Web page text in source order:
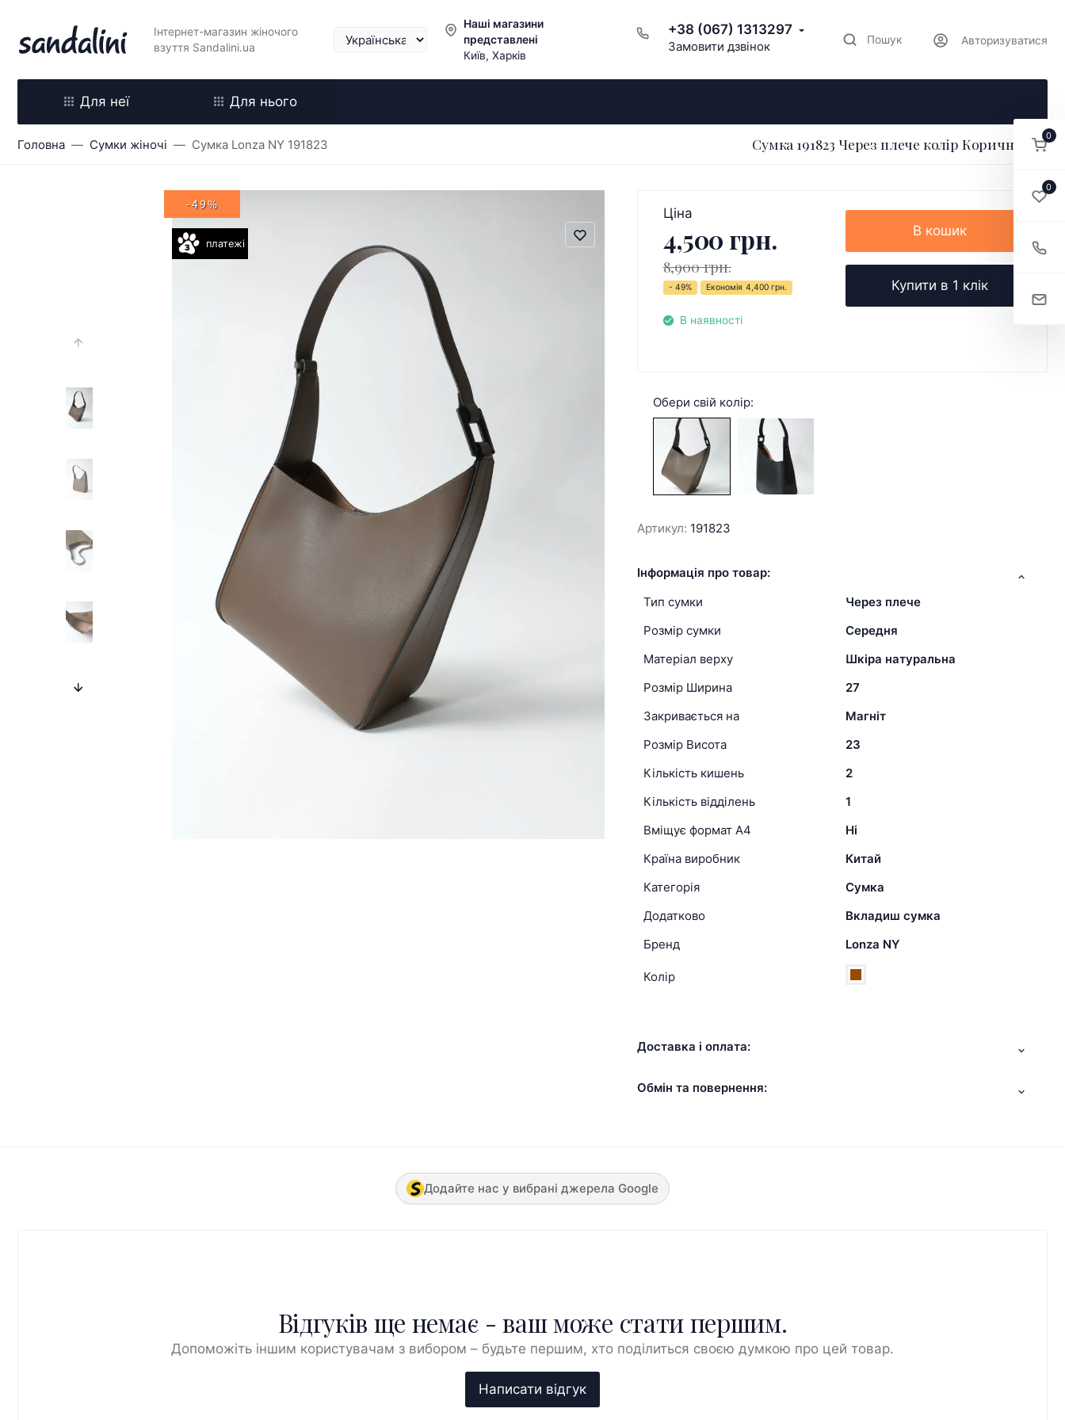
Інтернет-магазин жіночого
взуття Sandalini.ua
Наші магазини
представлені
Київ, Харків
+38 (067) 1313297
Замовити дзвінок Пошук Авторизуватися
Для неї Для нього
Головна Сумки жіночі Сумка Lonza NY 191823 Сумка 191823 Через плече колір Коричневий
платежі
-49% Ціна
4,500 грн.
8,900 грн.
- 49% Економія 4,400 грн.
В наявності
В кошик
Купити в 1 клік
Обери свій колір:
Артикул: 191823
Інформація про товар:
Тип сумки
Через плече
Розмір сумки
Середня
Матеріал верху
Шкіра натуральна
Розмір Ширина
27
Закривається на
Магніт
Розмір Висота
23
Кількість кишень
2
Кількість відділень
1
Вміщує формат А4
Ні
Країна виробник
Китай
Категорія
Сумка
Додатково
Вкладиш сумка
Бренд
Lonza NY
Колір
Доставка і оплата:
Обмін та повернення:
Додайте нас у вибрані джерела Google
Відгуків ще немає - ваш може стати першим.
Допоможіть іншим користувачам з вибором – будьте першим, хто поділиться своєю думкою про цей товар.
0
0